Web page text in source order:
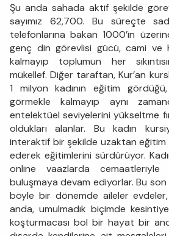
Şu anda sahada aktif şekilde
sayımız 62,700. Bu süreçte
telefonlarına bakan 1000’in
genç din görevlisi gücü, cami ve
kalmayıp toplumun her
mükellef. Diğer taraftan, Kur’an
1 milyon kadının eğitim
görmekle kalmayıp aynı
entelektüel seviyelerini yükseltme
oldukları alanlar. Bu kadın
interaktif bir şekilde uzaktan eğitim
ederek eğitimlerini sürdürüyor.
online vaazlarda
buluşmaya devam ediyorlar. Bu
böyle bir dönemde aileler
anda, umulmadık biçimde
koşturmacası bol bir hayat bir